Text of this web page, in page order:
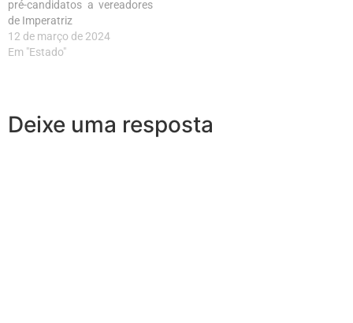
pré-candidatos a vereadores
de Imperatriz
12 de março de 2024
Em "Estado"
Deixe uma resposta